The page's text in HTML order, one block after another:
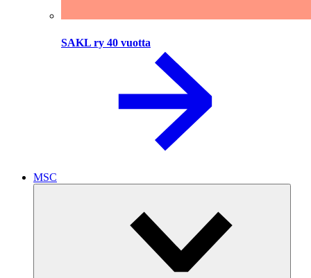
SAKL ry 40 vuotta
MSC